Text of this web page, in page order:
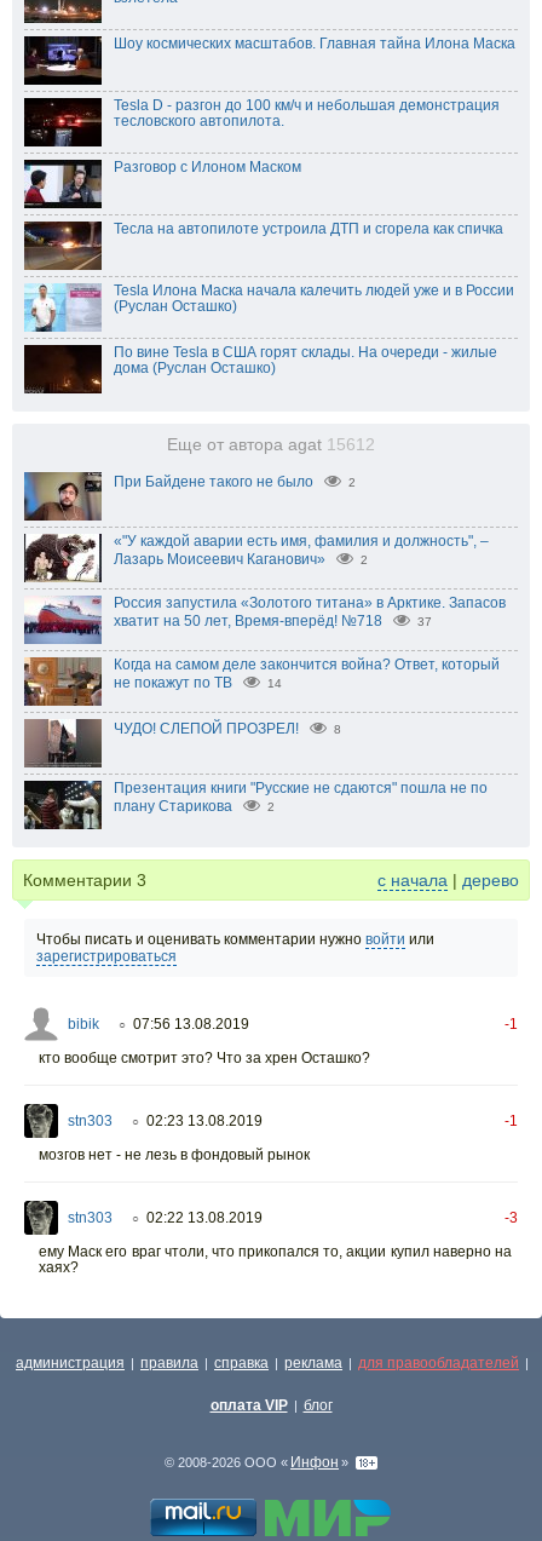
Шоу космических масштабов. Главная тайна Илона Маска
Tesla D - разгон до 100 км/ч и небольшая демонстрация
тесловского автопилота.
Разговор с Илоном Маском
Тесла на автопилоте устроила ДТП и сгорела как спичка
Tesla Илона Маска начала калечить людей уже и в России
(Руслан Осташко)
По вине Tesla в США горят склады. На очереди - жилые
дома (Руслан Осташко)
Еще от автора agat 15612
При Байдене такого не было 2
«"У каждой аварии есть имя, фамилия и должность", –
Лазарь Моисеевич Каганович»
2
Россия запустила «Золотого титана» в Арктике. Запасов
хватит на 50 лет, Время-вперёд! №718
37
Когда на самом деле закончится война? Ответ, который
не покажут по ТВ
14
ЧУДО! СЛЕПОЙ ПРОЗРЕЛ! 8
Презентация книги "Русские не сдаются" пошла не по
плану Старикова
2
Комментарии 3 с начала | дерево
Чтобы писать и оценивать комментарии нужно войти или
зарегистрироваться
bibik ○ 07:56 13.08.2019
-1
кто вообще смотрит это? Что за хрен Осташко?
stn303 ○ 02:23 13.08.2019
-1
мозгов нет - не лезь в фондовый рынок
stn303 ○ 02:22 13.08.2019
-3
ему Маск его враг чтоли, что прикопался то, акции купил наверно на
хаях?
администрация | правила | справка | реклама | для правообладателей |
оплата VIP | блог
© 2008-2026 ООО « Инфон »